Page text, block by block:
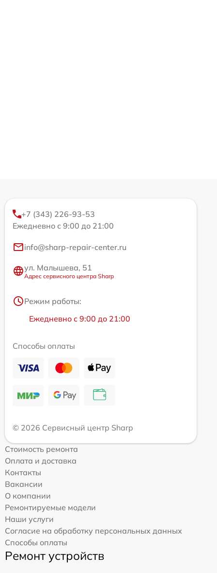
+7 (343) 226-93-53
Ежедневно с 9:00 до 21:00
info@sharp-repair-center.ru
ул. Малышева, 51
Адрес сервисного центра Sharp
Режим работы:
Ежедневно с 9:00 до 21:00
Способы оплаты
© 2026 Сервисный центр Sharp
Стоимость ремонта
Оплата и доставка
Контакты
Вакансии
О компании
Ремонтируемые модели
Наши услуги
Согласие на обработку персональных данных
Способы оплаты
Ремонт устройств